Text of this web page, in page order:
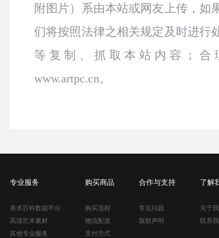
附图片）系由本站或网友上传，如
们将按照法律之相关规定及时进行
等复制、抓取本站内容；
www.artpc.cn。
专业服务
美术百科数据平台
高清艺术素材
其他专业服务
购买商品
购买流程
物流配送
支付方式
合作与支持
常见问题
版权声明
了解
关于
联系